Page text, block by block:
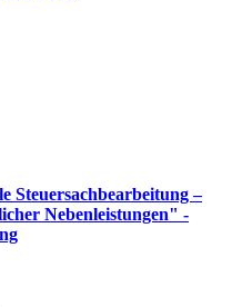
Steuersachbearbeitung –
Nebenleistungen" -